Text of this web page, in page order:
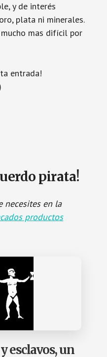
y de interés
plata ni minerales.
mas difícil por
entrada!
pirata!
necesites en la
productos
esclavos, un